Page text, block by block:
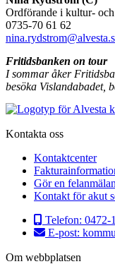
Ordförande i kultur-
0735-70 61 62
Fritidsbanken on tour
I sommar åker
besöka Vislandabadet,
Kontakta oss
Kontaktcenter
Gör en
Kontakt för akut
Telefon: 0472-
E-post:
Om webbplatsen